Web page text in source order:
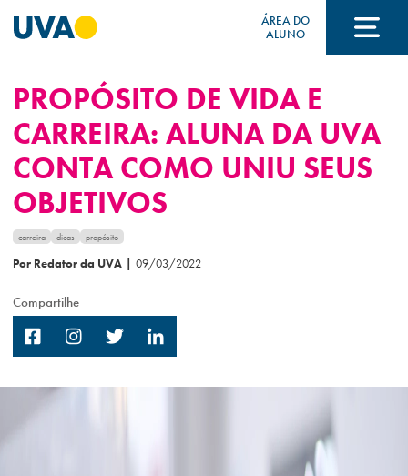
ÁREA DO
ALUNO
A UVA
CURSOS
FORMAS DE INGRESSO
FINANCIAMENTO E BOLSAS
PROPÓSITO DE VIDA E
CARREIRA: ALUNA DA UVA
CONTA COMO UNIU SEUS
OBJETIVOS
carreira dicas propósito
Por Redator da UVA | 09/03/2022
Compartilhe